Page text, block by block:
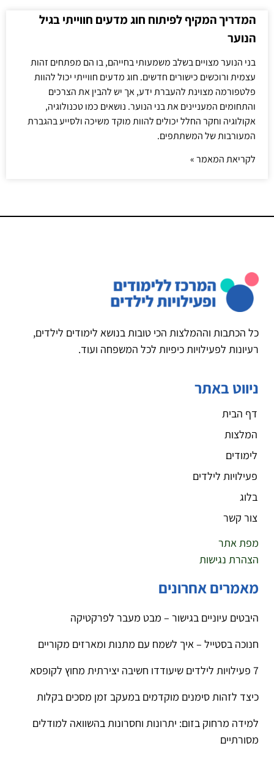
המדריך המקיף לפיתוח חוג מדעים חווייתי בגיל
הנוער
בני הנוער מצויים בשלב משמעותי בחייהם, בו הם מפתחים זהות
עצמית ורוכשים כישורים חדשים. חוג מדעים חווייתי יכול להוות
פלטפורמה מצוינת להעברת ידע, אך יש להבין את הצרכים
והתחומים המעניינים את בני הנוער. נושאים כמו טכנולוגיה,
אקולוגיה וחקר החלל יכולים להוות מוקד משיכה ולסייע בהגברת
המעורבות של המשתתפים.
לקריאת המאמר »
כל הכתבות וההמלצות הכי טובות בנושא לימודים לילדים,
רעיונות לפעילויות כיפיות לכל המשפחה ועוד.
ניווט באתר
דף הבית
המלצות
לימודים
פעילויות לילדים
בלוג
צור קשר
מפת אתר
הצהרת נגישות
מאמרים אחרונים
היבטים עיוניים בגישור – מבט מעבר לפרקטיקה
חנוכה בסטייל – איך לשמח עם מתנות ומארזים מקוריים
7 פעילויות לילדים שיעודדו חשיבה יצירתית מחוץ לקופסא
כיצד לזהות סימנים מוקדמים במעקב זמן מסכים בקלות
למידה מרחוק בזום: יתרונות וחסרונות בהשוואה למודלים
מסורתיים